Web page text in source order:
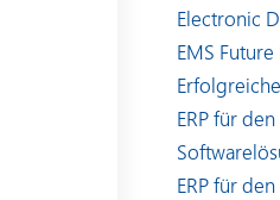
Electronic
EMS
ERP für
ERP für